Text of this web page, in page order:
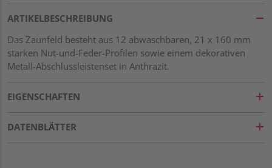
ARTIKELBESCHREIBUNG
Das Zaunfeld besteht aus 12 abwaschbaren, 21 x 160 mm
starken Nut-und-Feder-Profilen sowie einem dekorativen
Metall-Abschlussleistenset in Anthrazit.
EIGENSCHAFTEN
DATENBLÄTTER